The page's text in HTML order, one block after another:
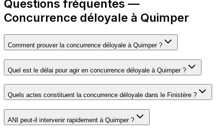
Questions fréquentes —
Concurrence déloyale à Quimper
Comment prouver la concurrence déloyale à Quimper ?
Quel est le délai pour agir en concurrence déloyale à Quimper ?
Quels actes constituent la concurrence déloyale dans le Finistère ?
ANI peut-il intervenir rapidement à Quimper ?